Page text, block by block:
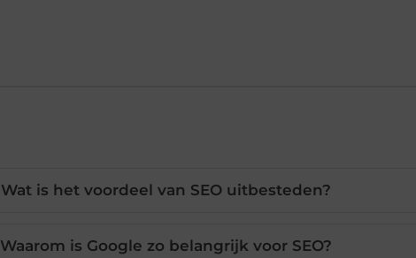
Wat is het voordeel van SEO uitbesteden?
Waarom is Google zo belangrijk voor SEO?